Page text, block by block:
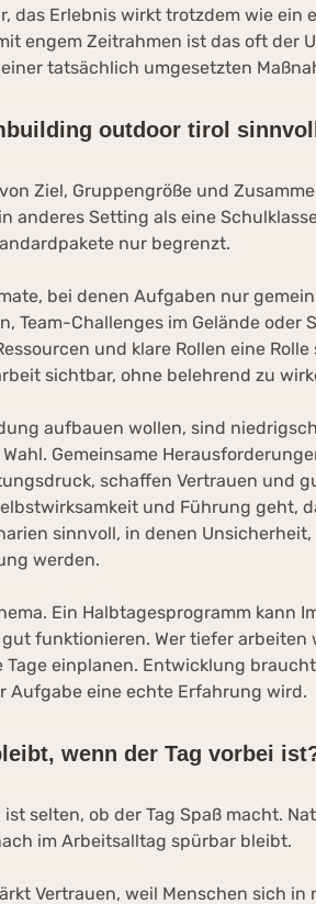
das Erlebnis wirkt trotzdem wie ein
engem Zeitrahmen ist das oft der
tatsächlich umgesetzten
outdoor tirol
Ziel, Gruppengröße und
anderes Setting als eine
nur begrenzt.
bei denen Aufgaben nur
Team-Challenges im Gelände oder
und klare Rollen eine
sichtbar, ohne belehrend zu
aufbauen wollen, sind
Gemeinsame
schaffen Vertrauen und
und Führung geht,
sinnvoll, in denen Unsicherheit,
werden.
Ein Halbtagesprogramm kann
funktionieren. Wer tiefer arbeiten
Tage einplanen. Entwicklung
Aufgabe eine echte Erfahrung wird.
wenn der Tag vorbei
selten, ob der Tag Spaß macht.
im Arbeitsalltag spürbar bleibt.
Vertrauen, weil Menschen sich in